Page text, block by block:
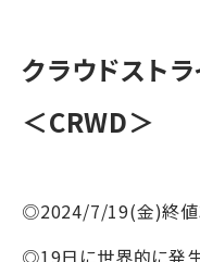
クラウドスト
＜CRWD＞
◎2024/7/19(金)終値
◎19日に世界的に発